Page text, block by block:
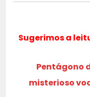
Sugerimos a
Pentágono
misterioso